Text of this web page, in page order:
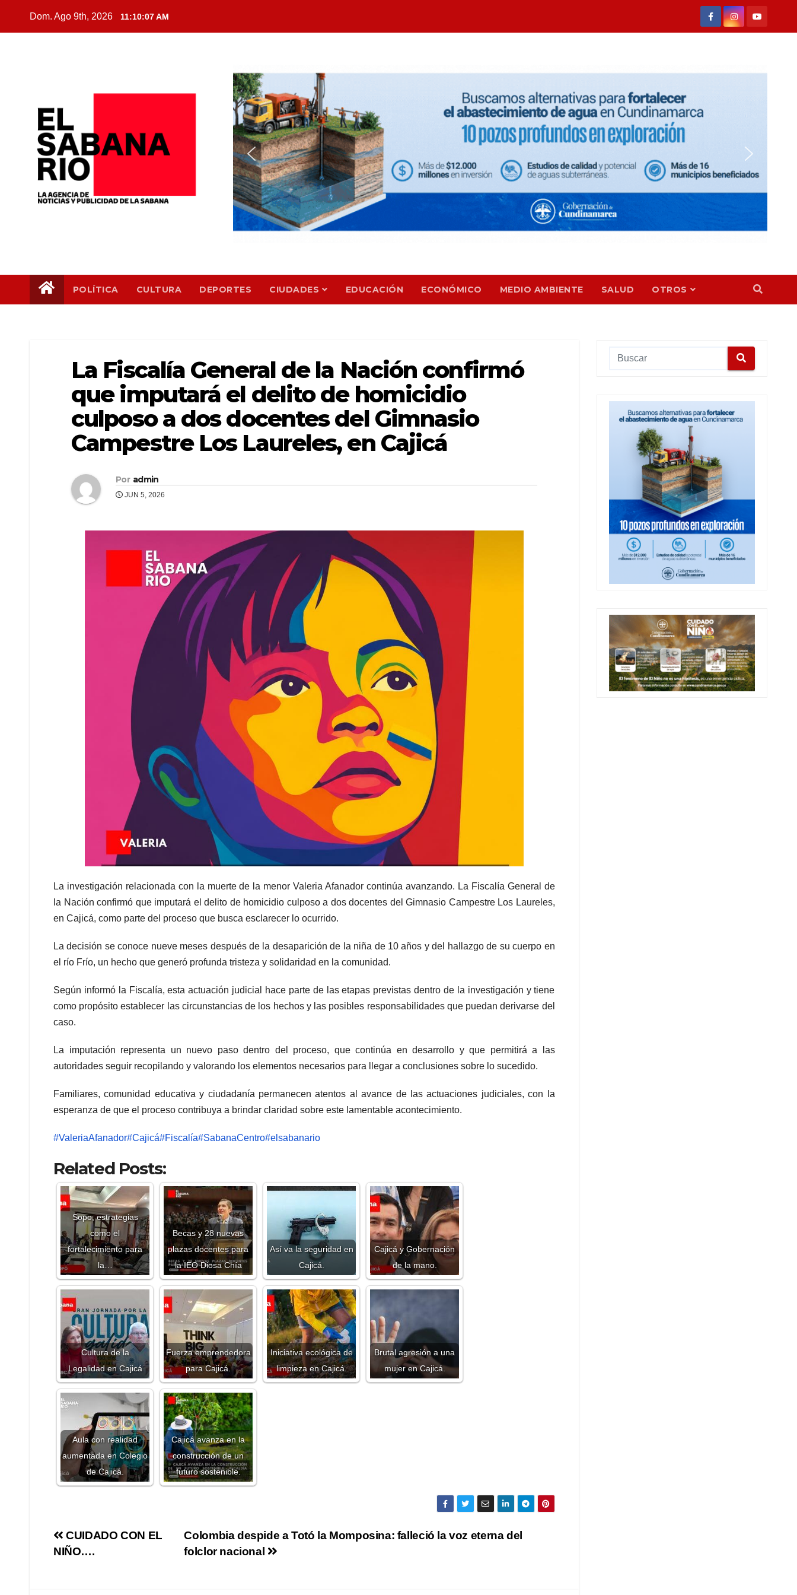
Dom. Ago 9th, 2026 11:10:08 AM
POLÍTICA CULTURA DEPORTES CIUDADES EDUCACIÓN ECONÓMICO MEDIO AMBIENTE SALUD OTROS
La Fiscalía General de la Nación confirmó
que imputará el delito de homicidio
culposo a dos docentes del Gimnasio
Campestre Los Laureles, en Cajicá
Por admin
JUN 5, 2026
La investigación relacionada con la muerte de la menor Valeria Afanador continúa avanzando. La Fiscalía General de
la Nación confirmó que imputará el delito de homicidio culposo a dos docentes del Gimnasio Campestre Los Laureles,
en Cajicá, como parte del proceso que busca esclarecer lo ocurrido.
La decisión se conoce nueve meses después de la desaparición de la niña de 10 años y del hallazgo de su cuerpo en
el río Frío, un hecho que generó profunda tristeza y solidaridad en la comunidad.
Según informó la Fiscalía, esta actuación judicial hace parte de las etapas previstas dentro de la investigación y tiene
como propósito establecer las circunstancias de los hechos y las posibles responsabilidades que puedan derivarse del
caso.
La imputación representa un nuevo paso dentro del proceso, que continúa en desarrollo y que permitirá a las
autoridades seguir recopilando y valorando los elementos necesarios para llegar a conclusiones sobre lo sucedido.
Familiares, comunidad educativa y ciudadanía permanecen atentos al avance de las actuaciones judiciales, con la
esperanza de que el proceso contribuya a brindar claridad sobre este lamentable acontecimiento.
#ValeriaAfanador#Cajicá#Fiscalía#SabanaCentro#elsabanario
Related Posts:
Sopo, estrategias
como el
fortalecimiento para
la…
Becas y 28 nuevas
plazas docentes para
la IEO Diosa Chía
Así va la seguridad en
Cajicá.
Cajicá y Gobernación
de la mano.
Cultura de la
Legalidad en Cajicá
Fuerza emprendedora
para Cajicá.
Iniciativa ecológica de
limpieza en Cajicá.
Brutal agresión a una
mujer en Cajicá.
Aula con realidad
aumentada en Colegio
de Cajicá.
Cajicá avanza en la
construcción de un
futuro sostenible.
Colombia despide a Totó la Momposina: falleció la voz eterna del
folclor nacional
CUIDADO CON EL
NIÑO….